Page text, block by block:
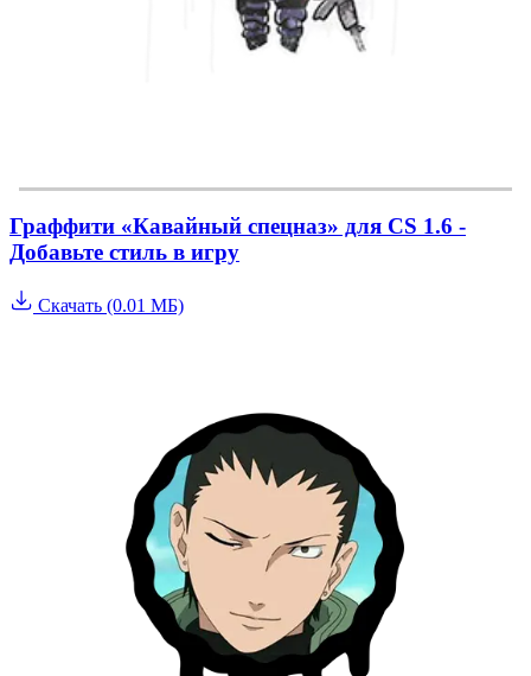
Граффити «Кавайный спецназ» для CS 1.6 -
Добавьте стиль в игру
Скачать (0.01 МБ)